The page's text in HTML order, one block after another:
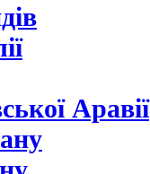
Аравії